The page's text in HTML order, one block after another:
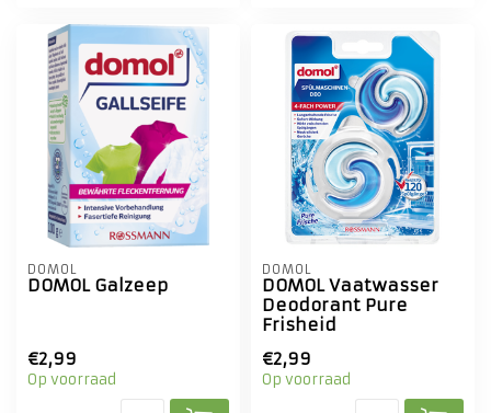
DOMOL
DOMOL Galzeep
€2,99
Op voorraad
DOMOL
DOMOL Vaatwasser
Deodorant Pure
Frisheid
€2,99
Op voorraad